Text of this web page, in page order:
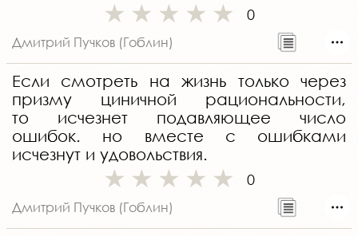
0
Дмитрий Пучков (Гоблин)
Если смотреть на жизнь только через
призму циничной рациональности,
то исчезнет подавляющее число
ошибок. но вместе с ошибками
исчезнут и удовольствия.
0
Дмитрий Пучков (Гоблин)